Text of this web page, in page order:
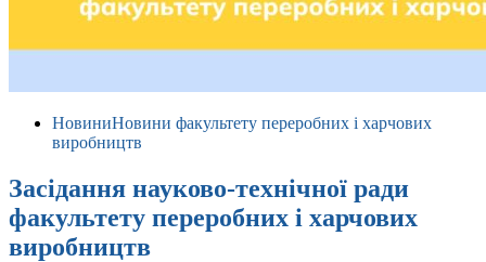
НовиниНовини факультету переробних і харчових
виробництв
Засідання науково-технічної ради
факультету переробних і харчових
виробництв